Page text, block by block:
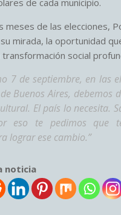
de cada municipio.
meses de las elecciones,
mirada, la oportunidad
social
7 de septiembre, en las
Buenos Aires, debemos
El país lo necesita.
eso te pedimos que
lograr ese cambio.”
noticia